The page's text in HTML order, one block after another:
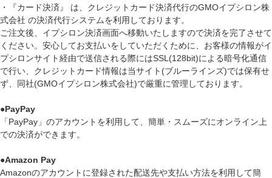
・『カード決済』 は、クレジットカード決済代行のGMOイプシロン株
式会社 の決済代行システムを利用しております。
ご注文後、イプシロン決済画面へ移動いたしますので決済を完了させて
ください。安心してお支払いをしていただくために、お客様の情報がイ
プシロンサイト経由で送信される際にはSSL(128bit)による暗号化通信
で行い、クレジットカード情報は当サイト(ブルーラインズ)では保有せ
ず、同社(GMOイプシロン株式会社)で厳重に管理しております。
●PayPay
「PayPay」のアカウントを利用して、簡単・スムーズにオンライン上
での決済ができます。
●Amazon Pay
Amazonのアカウントに登録された配送先や支払い方法を利用して簡